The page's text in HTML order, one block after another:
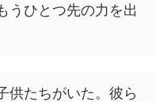
うひとつ先の力を出
供たちがいた。彼ら